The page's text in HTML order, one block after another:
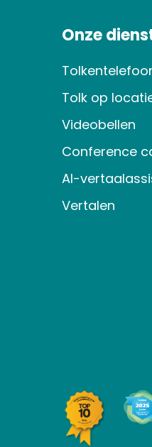
Onze
Tolk op
Videobellen
Conference
AI-
Vertalen